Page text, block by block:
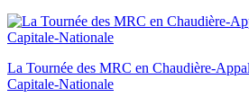
La Tournée des MRC en
Capitale‑Nationale